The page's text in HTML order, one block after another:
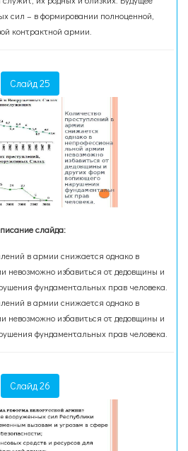
сил – в формировании полноценной,
контрактной армии.
Слайд 25
слайда:
в армии снижается однако в
невозможно избавиться от дедовщины и
фундаментальных прав человека.
в армии снижается однако в
невозможно избавиться от дедовщины и
фундаментальных прав человека.
Слайд 26